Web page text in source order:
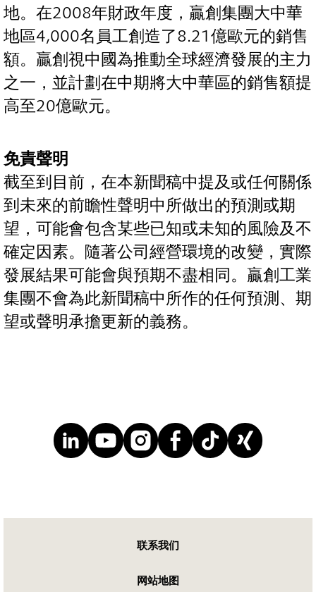
地。在2008年財政年度，贏創集團大中華
地區4,000名員工創造了8.21億歐元的銷售
額。贏創視中國為推動全球經濟發展的主力
之一，並計劃在中期將大中華區的銷售額提
高至20億歐元。
免責聲明
截至到目前，在本新聞稿中提及或任何關係
到未來的前瞻性聲明中所做出的預測或期
望，可能會包含某些已知或未知的風險及不
確定因素。隨著公司經營環境的改變，實際
發展結果可能會與預期不盡相同。贏創工業
集團不會為此新聞稿中所作的任何預測、期
望或聲明承擔更新的義務。
联系我们
网站地图